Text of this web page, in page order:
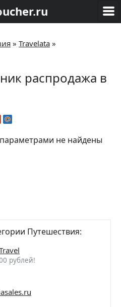
» Travelata »
распродажа в
не найдены
Путешествия:
рублей!